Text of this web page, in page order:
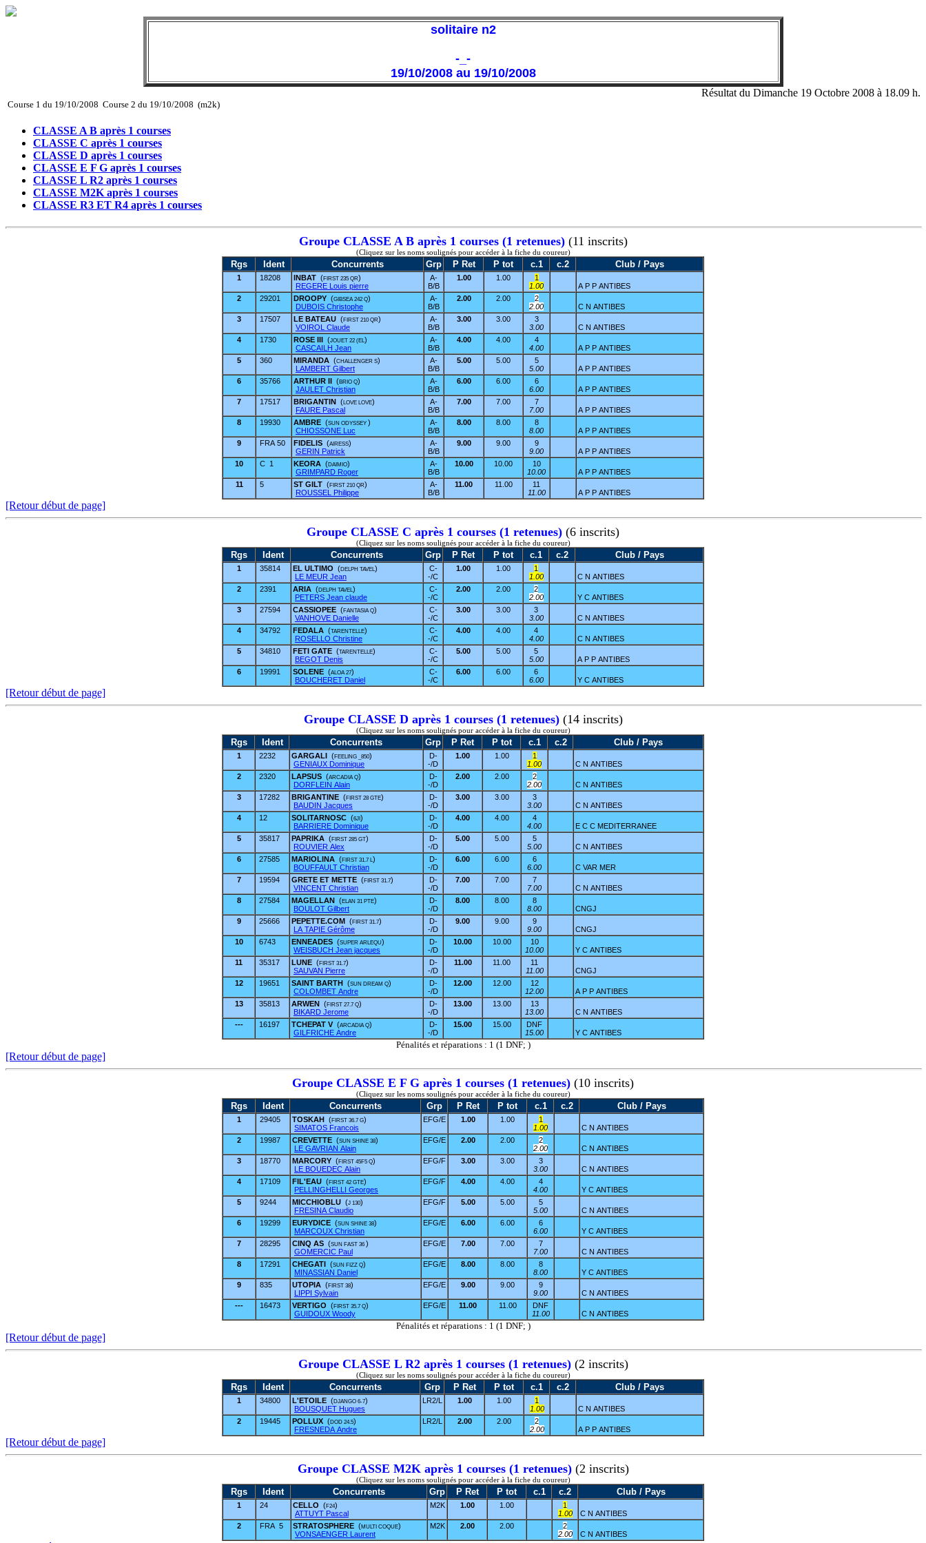
solitaire n2
-_-
19/10/2008 au 19/10/2008
Résultat du Dimanche 19 Octobre 2008 à 18.09 h.
Course 1 du 19/10/2008 Course 2 du 19/10/2008 (m2k)
CLASSE A B après 1 courses
CLASSE C après 1 courses
CLASSE D après 1 courses
CLASSE E F G après 1 courses
CLASSE L R2 après 1 courses
CLASSE M2K après 1 courses
CLASSE R3 ET R4 après 1 courses
Groupe CLASSE A B après 1 courses (1 retenues)(11 inscrits)
(Cliquez sur les noms soulignés pour accéder à la fiche du coureur)
Rgs Ident Concurrents Grp P Ret P tot c.1 c.2 Club / Pays
1 18208 INBAT (FIRST 235 QR)
REGERE Louis pierre
A-
B/B
1.00 1.00
1
1.00
A P P ANTIBES
2
29201 DROOPY (GIBSEA 242 Q)
DUBOIS Christophe
A-
B/B
2.00 2.00
2
2.00
C N ANTIBES
3
17507 LE BATEAU (FIRST 210 QR)
VOIROL Claude
A-
B/B
3.00 3.00
3
3.00
C N ANTIBES
4
1730 ROSE III (JOUET 22 (EL )
CASCAILH Jean
A-
B/B
4.00 4.00
4
4.00
A P P ANTIBES
5
360 MIRANDA (CHALLENGER S)
LAMBERT Gilbert
A-
B/B
5.00 5.00
5
5.00
A P P ANTIBES
6
35766 ARTHUR II (BRIO Q)
JAULET Christian
A-
B/B
6.00 6.00
6
6.00
A P P ANTIBES
7
17517 BRIGANTIN (LOVE LOVE)
FAURE Pascal
A-
B/B
7.00 7.00
7
7.00
A P P ANTIBES
8
19930 AMBRE (SUN ODYSSEY )
CHIOSSONE Luc
A-
B/B
8.00 8.00
8
8.00
A P P ANTIBES
9
FRA 50 FIDELIS (AIRESS)
GERIN Patrick
A-
B/B
9.00 9.00
9
9.00
A P P ANTIBES
10
C 1 KEORA (DAIMIO)
GRIMPARD Roger
A-
B/B
10.00 10.00
10
10.00
A P P ANTIBES
11
5 ST GILT (FIRST 210 QR)
ROUSSEL Philippe
A-
B/B
11.00 11.00
11
11.00
A P P ANTIBES
[Retour début de page]
Groupe CLASSE C après 1 courses (1 retenues) (6 inscrits)
(Cliquez sur les noms soulignés pour accéder à la fiche du coureur)
Rgs Ident Concurrents Grp P Ret P tot c.1 c.2 Club / Pays
1 35814 EL ULTIMO (DELPH TAVEL )
LE MEUR Jean
C-
-/C
1.00 1.00
1
1.00
C N ANTIBES
2
2391 ARIA (DELPH TAVEL )
PETERS Jean claude
C-
-/C
2.00 2.00
2
2.00
Y C ANTIBES
3
27594 CASSIOPEE (FANTASIA Q)
VANHOVE Danielle
C-
-/C
3.00 3.00
3
3.00
C N ANTIBES
4
34792 FEDALA (TARENTELLE)
ROSELLO Christine
C-
-/C
4.00 4.00
4
4.00
C N ANTIBES
5
34810 FETI GATE (TARENTELLE)
BEGOT Denis
C-
-/C
5.00 5.00
5
5.00
A P P ANTIBES
6
19991 SOLENE (ALOA 27)
BOUCHERET Daniel
C-
-/C
6.00 6.00
6
6.00
Y C ANTIBES
[Retour début de page]
Groupe CLASSE D après 1 courses (1 retenues)(14 inscrits)
(Cliquez sur les noms soulignés pour accéder à la fiche du coureur)
Rgs Ident Concurrents Grp P Ret P tot c.1 c.2 Club / Pays
1 2232 GARGALI (FEELING _850)
GENIAUX Dominique
D-
-/D
1.00 1.00
1
1.00
C N ANTIBES
2
2320 LAPSUS (ARCADIA Q)
DORFLEIN Alain
D-
-/D
2.00 2.00
2
2.00
C N ANTIBES
3
17282 BRIGANTINE (FIRST 28 GTE)
BAUDIN Jacques
D-
-/D
3.00 3.00
3
3.00
C N ANTIBES
4
12 SOLITARNOSC (6JI)
BARRIERE Dominique
D-
-/D
4.00 4.00
4
4.00
E C C MEDITERRANEE
5
35817 PAPRIKA (FIRST 285 GT)
ROUVIER Alex
D-
-/D
5.00 5.00
5
5.00
C N ANTIBES
6
27585 MARIOLINA (FIRST 31.7 L )
BOUFFAULT Christian
D-
-/D
6.00 6.00
6
6.00
C VAR MER
7
19594 GRETE ET METTE (FIRST 31.7)
VINCENT Christian
D-
-/D
7.00 7.00
7
7.00
C N ANTIBES
8
27584 MAGELLAN (ELAN 31 PTE)
BOULOT Gilbert
D-
-/D
8.00 8.00
8
8.00
CNGJ
9
25666 PEPETTE.COM (FIRST 31.7)
LA TAPIE Gérôme
D-
-/D
9.00 9.00
9
9.00
CNGJ
10
6743 ENNEADES (SUPER ARLEQU)
WEISBUCH Jean jacques
D-
-/D
10.00 10.00
10
10.00
Y C ANTIBES
11
35317 LUNE (FIRST 31.7)
SAUVAN Pierre
D-
-/D
11.00 11.00
11
11.00
CNGJ
12
19651 SAINT BARTH (SUN DREAM Q)
COLOMBET Andre
D-
-/D
12.00 12.00
12
12.00
A P P ANTIBES
13
35813 ARWEN (FIRST 27.7 Q)
BIKARD Jerome
D-
-/D
13.00 13.00
13
13.00
C N ANTIBES
---
16197 TCHEPAT V (ARCADIA Q)
GILFRICHE Andre
D-
-/D
15.00 15.00
DNF
15.00
Y C ANTIBES
Pénalités et réparations : 1 (1 DNF; )
[Retour début de page]
Groupe CLASSE E F G après 1 courses (1 retenues) (10 inscrits)
(Cliquez sur les noms soulignés pour accéder à la fiche du coureur)
Rgs Ident Concurrents Grp P Ret P tot c.1 c.2 Club / Pays
1 29405 TOSKAH (FIRST 36.7 G)
SIMATOS Francois
EFG/E 1.00 1.00
1
1.00
C N ANTIBES
2
19987 CREVETTE (SUN SHINE 38)
LE GAVRIAN Alain
EFG/E 2.00 2.00
2
2.00
C N ANTIBES
3
18770 MARCORY (FIRST 45F5 Q)
LE BOUEDEC Alain
EFG/F 3.00 3.00
3
3.00
C N ANTIBES
4
17109 FIL'EAU (FIRST 42 GTE)
PELLINGHELLI Georges
EFG/F 4.00 4.00
4
4.00
Y C ANTIBES
5
9244 MICCHIOBLU (J 130)
FRESINA Claudio
EFG/F 5.00 5.00
5
5.00
C N ANTIBES
6
19299 EURYDICE (SUN SHINE 38)
MARCOUX Christian
EFG/E 6.00 6.00
6
6.00
Y C ANTIBES
7
28295 CINQ AS (SUN FAST 36 )
GOMERCIC Paul
EFG/E 7.00 7.00
7
7.00
C N ANTIBES
8
17291 CHEGATI (SUN FIZZ Q)
MINASSIAN Daniel
EFG/E 8.00 8.00
8
8.00
Y C ANTIBES
9
835 UTOPIA (FIRST 38)
LIPPI Sylvain
EFG/E 9.00 9.00
9
9.00
C N ANTIBES
---
16473 VERTIGO (FIRST 35.7 Q)
GUIDOUX Woody
EFG/E 11.00 11.00
DNF
11.00
C N ANTIBES
Pénalités et réparations : 1 (1 DNF; )
[Retour début de page]
Groupe CLASSE L R2 après 1 courses (1 retenues)(2 inscrits)
(Cliquez sur les noms soulignés pour accéder à la fiche du coureur)
Rgs Ident Concurrents Grp P Ret P tot c.1 c.2 Club / Pays
1 34800 L'ETOILE (DJANGO 6-7)
BOUSQUET Hugues
LR2/L 1.00 1.00
1
1.00
C N ANTIBES
2
19445 POLLUX (DOD 24.5)
FRESNEDA Andre
LR2/L 2.00 2.00
2
2.00
A P P ANTIBES
[Retour début de page]
Groupe CLASSE M2K après 1 courses (1 retenues)(2 inscrits)
(Cliquez sur les noms soulignés pour accéder à la fiche du coureur)
Rgs Ident Concurrents Grp P Ret P tot c.1 c.2 Club / Pays
1 24 CELLO (F24)
ATTUYT Pascal
M2K 1.00 1.00
1
1.00
C N ANTIBES
2
FRA 5 STRATOSPHERE (MULTI COQUE)
VONSAENGER Laurent
M2K 2.00 2.00
2
2.00
C N ANTIBES